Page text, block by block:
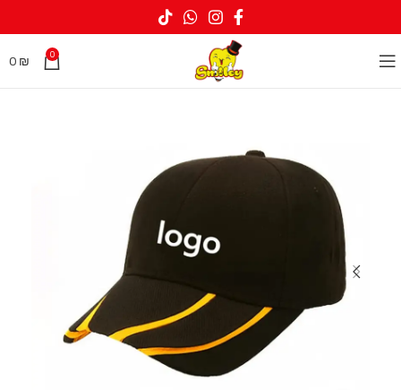
0
0₪